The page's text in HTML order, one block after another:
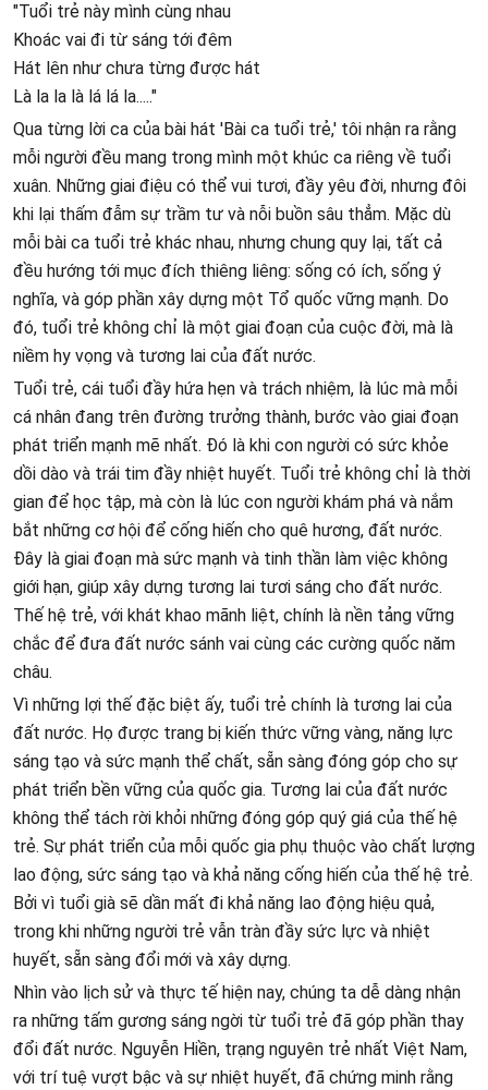
"Tuổi trẻ này mình cùng nhau
Khoác vai đi từ sáng tới đêm
Hát lên như chưa từng được hát
Là la la là lá lá la....."
Qua từng lời ca của bài hát 'Bài ca tuổi trẻ,' tôi nhận ra rằng
mỗi người đều mang trong mình một khúc ca riêng về tuổi
xuân. Những giai điệu có thể vui tươi, đầy yêu đời, nhưng đôi
khi lại thấm đẫm sự trầm tư và nỗi buồn sâu thẳm. Mặc dù
mỗi bài ca tuổi trẻ khác nhau, nhưng chung quy lại, tất cả
đều hướng tới mục đích thiêng liêng: sống có ích, sống ý
nghĩa, và góp phần xây dựng một Tổ quốc vững mạnh. Do
đó, tuổi trẻ không chỉ là một giai đoạn của cuộc đời, mà là
niềm hy vọng và tương lai của đất nước.
Tuổi trẻ, cái tuổi đầy hứa hẹn và trách nhiệm, là lúc mà mỗi
cá nhân đang trên đường trưởng thành, bước vào giai đoạn
phát triển mạnh mẽ nhất. Đó là khi con người có sức khỏe
dồi dào và trái tim đầy nhiệt huyết. Tuổi trẻ không chỉ là thời
gian để học tập, mà còn là lúc con người khám phá và nắm
bắt những cơ hội để cống hiến cho quê hương, đất nước.
Đây là giai đoạn mà sức mạnh và tinh thần làm việc không
giới hạn, giúp xây dựng tương lai tươi sáng cho đất nước.
Thế hệ trẻ, với khát khao mãnh liệt, chính là nền tảng vững
chắc để đưa đất nước sánh vai cùng các cường quốc năm
châu.
Vì những lợi thế đặc biệt ấy, tuổi trẻ chính là tương lai của
đất nước. Họ được trang bị kiến thức vững vàng, năng lực
sáng tạo và sức mạnh thể chất, sẵn sàng đóng góp cho sự
phát triển bền vững của quốc gia. Tương lai của đất nước
không thể tách rời khỏi những đóng góp quý giá của thế hệ
trẻ. Sự phát triển của mỗi quốc gia phụ thuộc vào chất lượng
lao động, sức sáng tạo và khả năng cống hiến của thế hệ trẻ.
Bởi vì tuổi già sẽ dần mất đi khả năng lao động hiệu quả,
trong khi những người trẻ vẫn tràn đầy sức lực và nhiệt
huyết, sẵn sàng đổi mới và xây dựng.
Nhìn vào lịch sử và thực tế hiện nay, chúng ta dễ dàng nhận
ra những tấm gương sáng ngời từ tuổi trẻ đã góp phần thay
đổi đất nước. Nguyễn Hiền, trạng nguyên trẻ nhất Việt Nam,
với trí tuệ vượt bậc và sự nhiệt huyết, đã chứng minh rằng